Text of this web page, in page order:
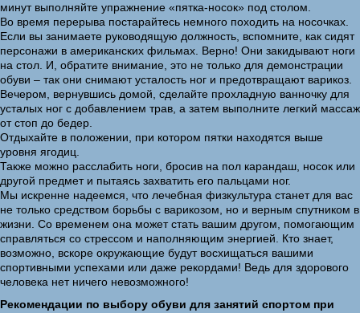
минут выполняйте упражнение «пятка-носок» под столом.
Во время перерыва постарайтесь немного походить на носочках.
Если вы занимаете руководящую должность, вспомните, как сидят
персонажи в американских фильмах. Верно! Они закидывают ноги
на стол. И, обратите внимание, это не только для демонстрации
обуви – так они снимают усталость ног и предотвращают варикоз.
Вечером, вернувшись домой, сделайте прохладную ванночку для
усталых ног с добавлением трав, а затем выполните легкий массаж
от стоп до бедер.
Отдыхайте в положении, при котором пятки находятся выше
уровня ягодиц.
Также можно расслабить ноги, бросив на пол карандаш, носок или
другой предмет и пытаясь захватить его пальцами ног.
Мы искренне надеемся, что лечебная физкультура станет для вас
не только средством борьбы с варикозом, но и верным спутником в
жизни. Со временем она может стать вашим другом, помогающим
справляться со стрессом и наполняющим энергией. Кто знает,
возможно, вскоре окружающие будут восхищаться вашими
спортивными успехами или даже рекордами! Ведь для здорового
человека нет ничего невозможного!
Рекомендации по выбору обуви для занятий спортом при